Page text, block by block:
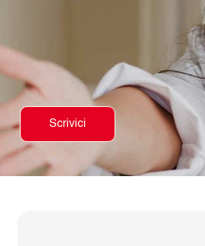
Scrivici